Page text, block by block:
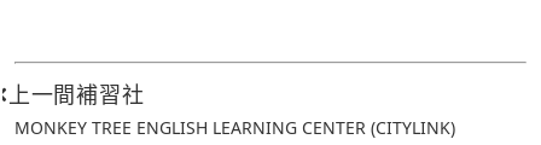
上一間補習社
MONKEY TREE ENGLISH LEARNING CENTER (CITYLINK)